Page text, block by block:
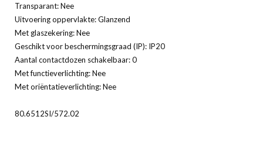
Transparant: Nee
Uitvoering oppervlakte: Glanzend
Met glaszekering: Nee
Geschikt voor beschermingsgraad (IP): IP20
Aantal contactdozen schakelbaar: 0
Met functieverlichting: Nee
Met oriëntatieverlichting: Nee
80.6512SI/572.02